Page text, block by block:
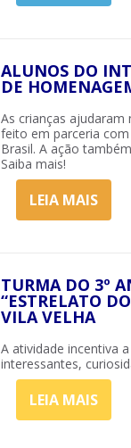
ALUNOS DO
DE
As crianças
feito em parceria
Brasil. A ação
Saiba mais!
LEIA MAIS
TURMA DO 3º
“ESTRELATO
VILA VELHA
A atividade incentiva
interessantes,
LEIA MAIS